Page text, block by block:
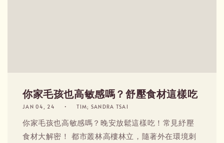
你家毛孩也高敏感嗎？舒壓食材這樣吃
JAN 04, 24 TIM; SANDRA TSAI
你家毛孩也高敏感嗎？晚安放鬆這樣吃！常見紓壓
食材大解密！ 都市叢林高樓林立，隨著外在環境刺